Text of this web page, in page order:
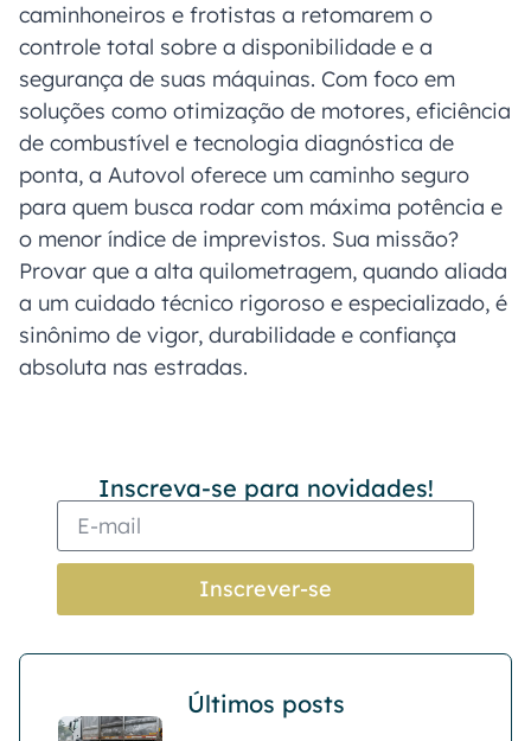
caminhoneiros e frotistas a retomarem o
controle total sobre a disponibilidade e a
segurança de suas máquinas. Com foco em
soluções como otimização de motores, eficiência
de combustível e tecnologia diagnóstica de
ponta, a Autovol oferece um caminho seguro
para quem busca rodar com máxima potência e
o menor índice de imprevistos. Sua missão?
Provar que a alta quilometragem, quando aliada
a um cuidado técnico rigoroso e especializado, é
sinônimo de vigor, durabilidade e confiança
absoluta nas estradas.
Inscreva-se para novidades!
Inscrever-se
Últimos posts